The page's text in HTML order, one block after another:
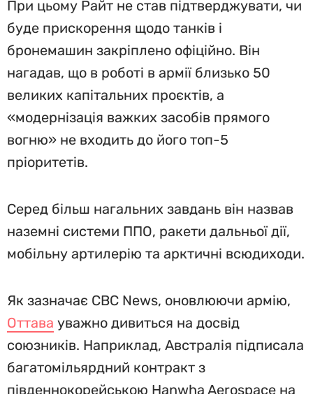
При цьому Райт не став підтверджувати, чи
буде прискорення щодо танків і
бронемашин закріплено офіційно. Він
нагадав, що в роботі в армії близько 50
великих капітальних проєктів, а
«модернізація важких засобів прямого
вогню» не входить до його топ-5
пріоритетів.
Серед більш нагальних завдань він назвав
наземні системи ППО, ракети дальньої дії,
мобільну артилерію та арктичні всюдиходи.
Як зазначає CBC News, оновлюючи армію,
Оттава уважно дивиться на досвід
союзників. Наприклад, Австралія підписала
багатомільярдний контракт з
південнокорейською Hanwha Aerospace на